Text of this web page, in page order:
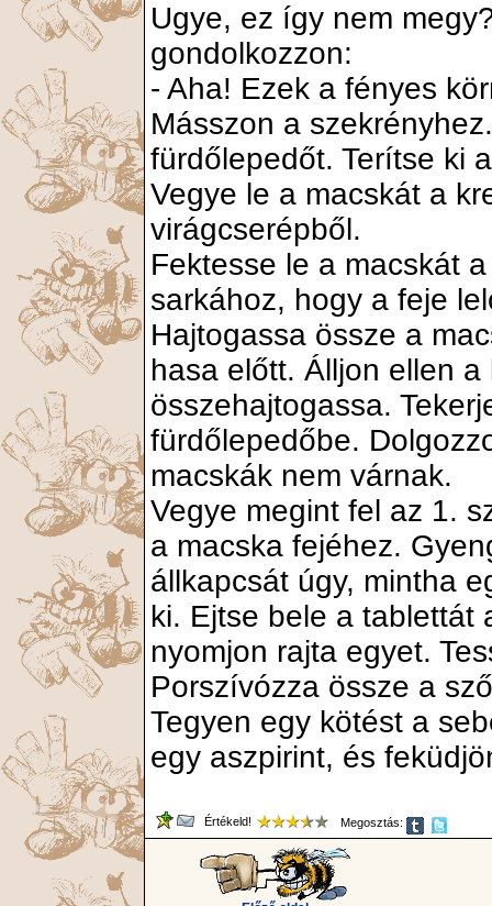
Ugye, ez így nem
gondolkozzon:
- Aha! Ezek a fényes
Másszon a
fürdőlepedőt. Terítse ki
Vegye le a macskát a
virágcserépből.
Fektesse le a macskát
sarkához, hogy a feje
Hajtogassa össze a
hasa előtt. Álljon ellen
összehajtogassa.
fürdőlepedőbe.
macskák nem várnak.
Vegye megint fel az 1.
a macska fejéhez.
állkapcsát úgy, mintha
ki. Ejtse bele a tablettát
nyomjon rajta egyet.
Porszívózza össze a
Tegyen egy kötést a
egy aszpirint, és
Értékeld! Megosztás: